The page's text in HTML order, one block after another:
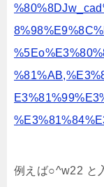
例えば○^w22 と